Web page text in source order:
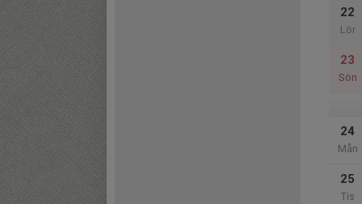
22
Lör
23
Sön
24
Mån
25
Tis